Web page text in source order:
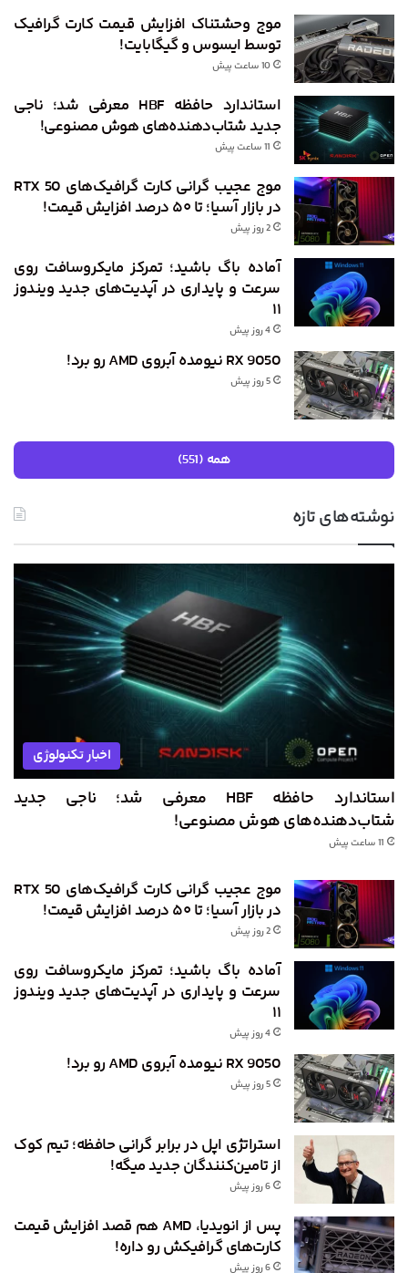
موج وحشتناک افزایش قیمت کارت گرافیک
توسط ایسوس و گیگابایت!
10 ساعت پیش
استاندارد حافظه HBF معرفی شد؛ ناجی
جدید شتاب‌دهنده‌های هوش مصنوعی!
11 ساعت پیش
موج عجیب گرانی کارت گرافیک‌های RTX 50
در بازار آسیا؛ تا ۵۰ درصد افزایش قیمت!
2 روز پیش
آماده باگ باشید؛ تمرکز مایکروسافت روی
سرعت و پایداری در آپدیت‌های جدید ویندوز
۱۱
4 روز پیش
RX 9050 نیومده آبروی AMD رو برد!
5 روز پیش
همه (551)
نوشته‌های تازه
اخبار تکنولوژی
استاندارد حافظه HBF معرفی شد؛ ناجی جدید
شتاب‌دهنده‌های هوش مصنوعی!
11 ساعت پیش
موج عجیب گرانی کارت گرافیک‌های RTX 50
در بازار آسیا؛ تا ۵۰ درصد افزایش قیمت!
2 روز پیش
آماده باگ باشید؛ تمرکز مایکروسافت روی
سرعت و پایداری در آپدیت‌های جدید ویندوز
۱۱
4 روز پیش
RX 9050 نیومده آبروی AMD رو برد!
5 روز پیش
استراتژی اپل در برابر گرانی حافظه؛ تیم کوک
از تامین‌کنندگان جدید میگه!
6 روز پیش
پس از انویدیا، AMD هم قصد افزایش قیمت
کارت‌های گرافیکش رو داره!
6 روز پیش